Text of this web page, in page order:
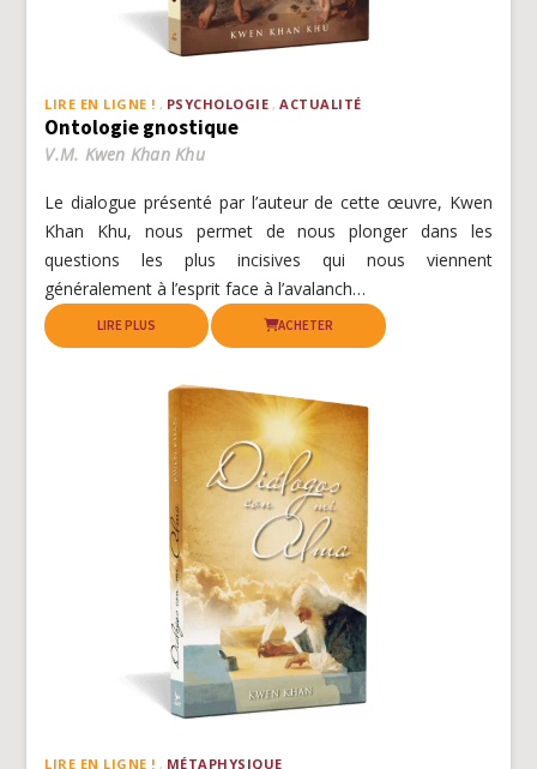
LIRE EN LIGNE ! PSYCHOLOGIE ACTUALITÉ
Ontologie gnostique
V.M. Kwen Khan Khu
Le dialogue présenté par l’auteur de cette œuvre, Kwen
Khan Khu, nous permet de nous plonger dans les
questions les plus incisives qui nous viennent
généralement à l’esprit face à l’avalanch…
LIRE PLUS ACHETER
LIRE EN LIGNE ! MÉTAPHYSIQUE